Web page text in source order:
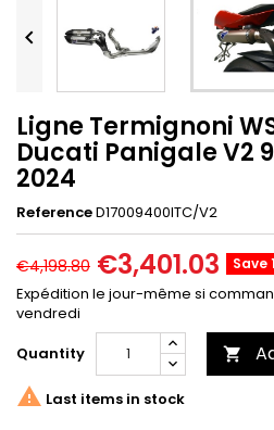

Ligne Termignoni
Ducati Panigale V2
2024
ReferenceD17009400ITC/V2
€4,198.80 €3,401.03 Save
Expédition le jour-même si
vendredi
Quantity

 Last items in stock